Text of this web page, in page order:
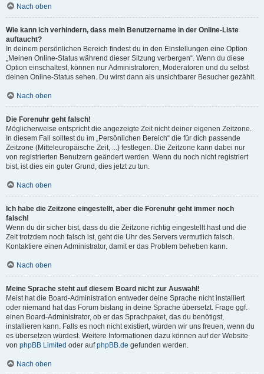
Nach oben
Wie kann ich verhindern, dass mein Benutzername in der Online-Liste
auftaucht?
In deinem persönlichen Bereich findest du in den Einstellungen eine Option
„Meinen Online-Status während dieser Sitzung verbergen“. Wenn du diese
Option einschaltest, können nur Administratoren, Moderatoren und du selbst
deinen Online-Status sehen. Du wirst dann als unsichtbarer Besucher gezählt.
Nach oben
Die Forenuhr geht falsch!
Möglicherweise entspricht die angezeigte Zeit nicht deiner eigenen Zeitzone.
In diesem Fall solltest du im „Persönlichen Bereich“ die für dich passende
Zeitzone (Mitteleuropäische Zeit, ...) festlegen. Die Zeitzone kann dabei nur
von registrierten Benutzern geändert werden. Wenn du noch nicht registriert
bist, ist dies ein guter Grund, dies jetzt zu tun.
Nach oben
Ich habe die Zeitzone eingestellt, aber die Forenuhr geht immer noch
falsch!
Wenn du dir sicher bist, dass du die Zeitzone richtig eingestellt hast und die
Zeit trotzdem noch falsch ist, geht die Uhr des Servers vermutlich falsch.
Kontaktiere einen Administrator, damit er das Problem beheben kann.
Nach oben
Meine Sprache steht auf diesem Board nicht zur Auswahl!
Meist hat die Board-Administration entweder deine Sprache nicht installiert
oder niemand hat das Forum bislang in deine Sprache übersetzt. Frage ggf.
einen Board-Administrator, ob er das Sprachpaket, das du benötigst,
installieren kann. Falls es noch nicht existiert, würden wir uns freuen, wenn du
es übersetzen würdest. Weitere Informationen dazu können auf der Website
von phpBB Limited oder aufphpBB.de gefunden werden.
Nach oben